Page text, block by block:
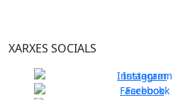
XARXES SOCIALS